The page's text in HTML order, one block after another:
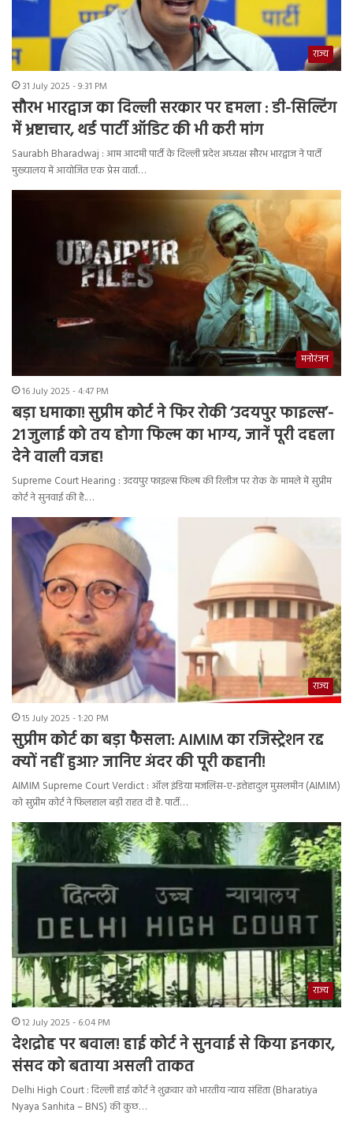
राज्य
31 July 2025 - 9:31 PM
सौरभ भारद्वाज का दिल्ली सरकार पर हमला : डी-सिल्टिंग
में भ्रष्टाचार, थर्ड पार्टी ऑडिट की भी करी मांग
Saurabh Bharadwaj : आम आदमी पार्टी के दिल्ली प्रदेश अध्यक्ष सौरभ भारद्वाज ने पार्टी
मुख्यालय में आयोजित एक प्रेस वार्ता…
मनोरंजन
16 July 2025 - 4:47 PM
बड़ा धमाका! सुप्रीम कोर्ट ने फिर रोकी ‘उदयपुर फाइल्स’-
21 जुलाई को तय होगा फिल्म का भाग्य, जानें पूरी दहला
देने वाली वजह!
Supreme Court Hearing : उदयपुर फाइल्स फिल्म की रिलीज पर रोक के मामले में सुप्रीम
कोर्ट ने सुनवाई की है.…
राज्य
15 July 2025 - 1:20 PM
सुप्रीम कोर्ट का बड़ा फैसला: AIMIM का रजिस्ट्रेशन रद्द
क्यों नहीं हुआ? जानिए अंदर की पूरी कहानी!
AIMIM Supreme Court Verdict : ऑल इंडिया मजलिस-ए-इत्तेहादुल मुसलमीन (AIMIM)
को सुप्रीम कोर्ट ने फिलहाल बड़ी राहत दी है. पार्टी…
राज्य
12 July 2025 - 6:04 PM
देशद्रोह पर बवाल! हाई कोर्ट ने सुनवाई से किया इनकार,
संसद को बताया असली ताकत
Delhi High Court : दिल्ली हाई कोर्ट ने शुक्रवार को भारतीय न्याय संहिता (Bharatiya
Nyaya Sanhita – BNS) की कुछ…